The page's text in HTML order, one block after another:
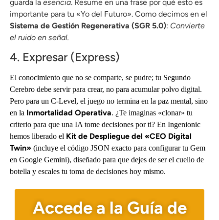
guarda la esencia. Resume en una frase por qué esto es
importante para tu «Yo del Futuro». Como decimos en el
Sistema de Gestión Regenerativa (SGR 5.0): Convierte
el ruido en señal.
4. Expresar (Express)
El conocimiento que no se comparte, se pudre; tu Segundo
Cerebro debe servir para crear, no para acumular polvo digital.
Pero para un C-Level, el juego no termina en la paz mental, sino
en la Inmortalidad Operativa. ¿Te imaginas «clonar» tu
criterio para que una IA tome decisiones por ti? En Ingenionic
hemos liberado el Kit de Despliegue del «CEO Digital
Twin» (incluye el código JSON exacto para configurar tu Gem
en Google Gemini), diseñado para que dejes de ser el cuello de
botella y escales tu toma de decisiones hoy mismo.
Accede a la Guía de